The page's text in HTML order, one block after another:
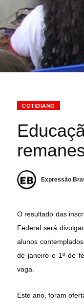
COTIDIANO
Expressão
O resultado das
Federal será
alunos
de janeiro e 1º de
vaga.
Este ano, foram